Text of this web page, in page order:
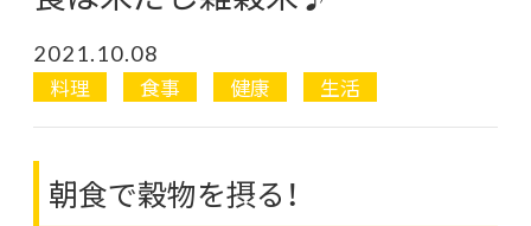
2021.10.08
料理 食事 健康 生活
朝食で穀物を摂る！